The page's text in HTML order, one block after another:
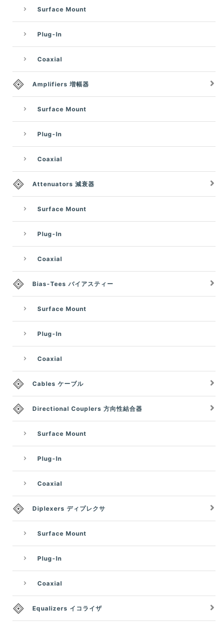
Surface Mount
Plug-In
Coaxial
Amplifiers 増幅器
Surface Mount
Plug-In
Coaxial
Attenuators 減衰器
Surface Mount
Plug-In
Coaxial
Bias-Tees バイアスティー
Surface Mount
Plug-In
Coaxial
Cables ケーブル
Directional Couplers 方向性結合器
Surface Mount
Plug-In
Coaxial
Diplexers ディプレクサ
Surface Mount
Plug-In
Coaxial
Equalizers イコライザ